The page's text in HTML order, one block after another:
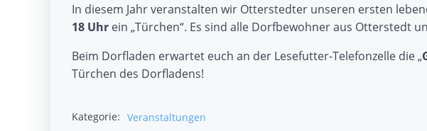
In diesem Jahr veranstalten wir Otterstedter unseren ersten
18 Uhr ein „Türchen“. Es sind alle Dorfbewohner aus Otterstedt
Beim Dorfladen erwartet euch an der Lesefutter-Telefonzelle die „
Türchen des Dorfladens!
Kategorie: Veranstaltungen